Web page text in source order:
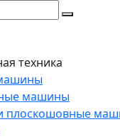
техника
машины
плоскошовные